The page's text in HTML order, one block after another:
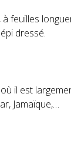
feuilles
dressé.
il est
Jamaïque,…